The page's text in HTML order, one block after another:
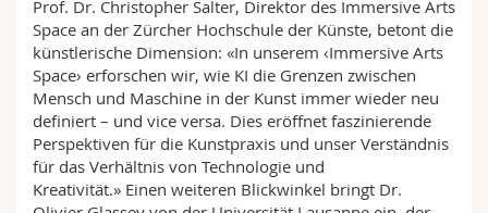
Prof. Dr. Christopher Salter, Direktor des Immersive Arts
Space an der Zürcher Hochschule der Künste, betont die
künstlerische Dimension: «In unserem ‹Immersive Arts
Space› erforschen wir, wie KI die Grenzen zwischen
Mensch und Maschine in der Kunst immer wieder neu
definiert – und vice versa. Dies eröffnet faszinierende
Perspektiven für die Kunstpraxis und unser Verständnis
für das Verhältnis von Technologie und
Kreativität.» Einen weiteren Blickwinkel bringt Dr.